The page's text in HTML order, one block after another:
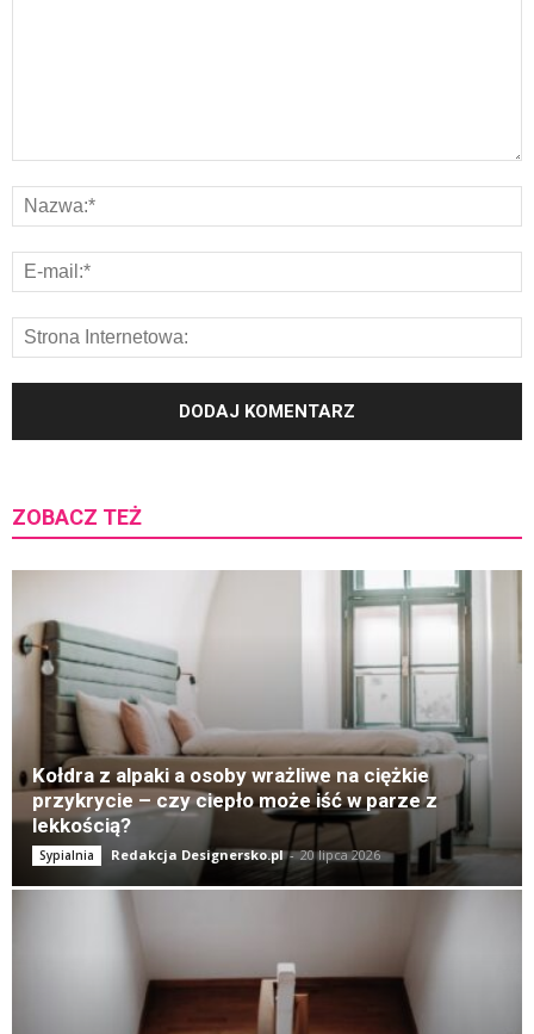
ZOBACZ TEŻ
Kołdra z alpaki a osoby wrażliwe na ciężkie
przykrycie – czy ciepło może iść w parze z
lekkością?
Sypialnia Redakcja Designersko.pl - 20 lipca 2026